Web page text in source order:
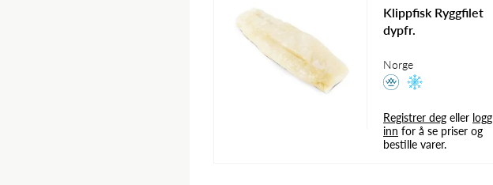
Klippfisk Ryggfilet
dypfr.
Norge
Registrer deg eller logg
inn for å se priser og
bestille varer.